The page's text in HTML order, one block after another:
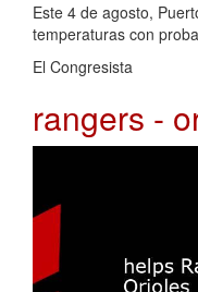
Este 4 de agosto,
temperaturas con
El Congresista
rangers -